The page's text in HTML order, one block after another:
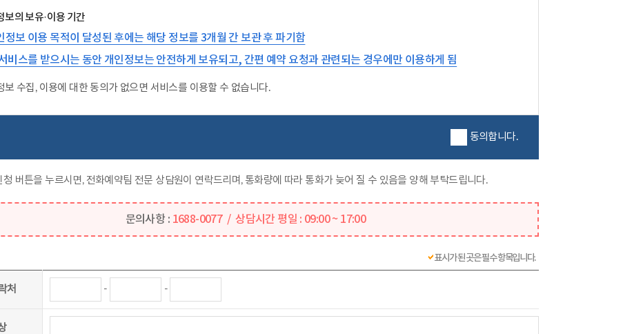
보의 보유·이용 기간
정보 이용 목적이 달성된 후에는 해당 정보를 3개월 간 보관 후 파기함
비스를 받으시는 동안 개인정보는 안전하게 보유되고, 간편 예약 요청과 관련되는 경우에만 이용하게 됨
보 수집, 이용에 대한 동의가 없으면 서비스를 이용할 수 없습니다.
동의합니다.
청 버튼을 누르시면, 전화예약팀 전문 상담원이 연락드리며, 통화량에 따라 통화가 늦어 질 수 있음을 양해 부탁드립니다.
문의사항 : 1688-0077 / 상담시간 평일 : 09:00 ~ 17:00
표시가 된 곳은 필수 항목입니다.
처 - -